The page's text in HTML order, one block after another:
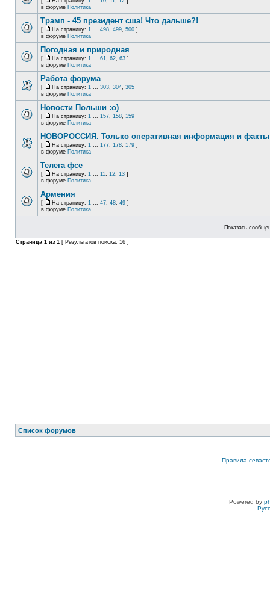
в форуме Политика
Трамп - 45 президент сша! Что дальше?!
[ На страницу: 1 ... 498, 499, 500 ]
в форуме Политика
Погодная и природная
[ На страницу: 1 ... 61, 62, 63 ]
в форуме Политика
Работа форума
[ На страницу: 1 ... 303, 304, 305 ]
в форуме Политика
Новости Польши :o)
[ На страницу: 1 ... 157, 158, 159 ]
в форуме Политика
НОВОРОССИЯ. Только оперативная информация и факты
[ На страницу: 1 ... 177, 178, 179 ]
в форуме Политика
Телега фсе
[ На страницу: 1 ... 11, 12, 13 ]
в форуме Политика
Армения
[ На страницу: 1 ... 47, 48, 49 ]
в форуме Политика
Показать
Страница 1 из 1 [ Результатов поиска: 16 ]
Список форумов
Правила
Powered by